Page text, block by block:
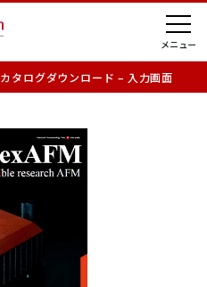
カタログダウンロード – 入力画面